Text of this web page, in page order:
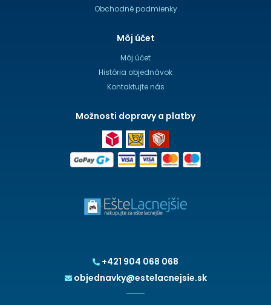
+421 904 068 068
objednavky@estelacnejsie.sk
Obchodné podmienky
Môj účet
Môj účet
História objednávok
Kontaktujte nás
Možnosti dopravy a platby